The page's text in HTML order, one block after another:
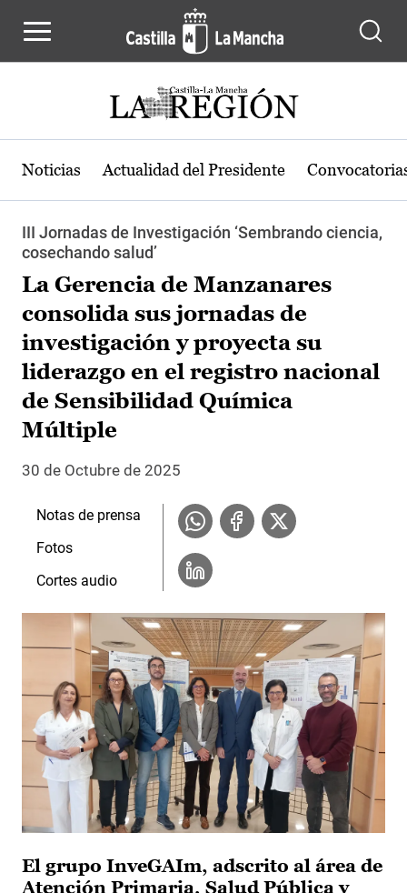
Noticias Actualidad del Presidente
III Jornadas de Investigación ‘Sembrando ciencia,
cosechando salud’
La Gerencia de Manzanares
consolida sus jornadas de
investigación y proyecta su
liderazgo en el registro nacional
de Sensibilidad Química
Múltiple
30 de Octubre de 2025
El grupo InveGAIm, adscrito al área de
Atención Primaria, Salud Pública y
Notas de prensa
Fotos
Cortes audio